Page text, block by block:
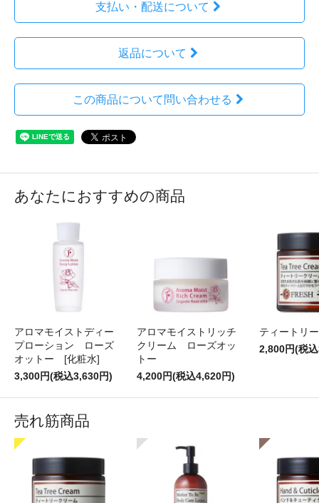
支払い・配送について
返品について
この商品について問い合わせる
あなたにおすすめの商品
アロマモイストディー
プローション ローズ
オットー [化粧水]
3,300円(税込3,630円)
アロマモイストリッチ
クリーム ローズオッ
トー
4,200円(税込4,620円)
ティートリ
2,800円(税
売れ筋商品